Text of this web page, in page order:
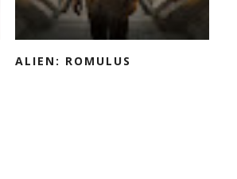
ALIEN: ROMULUS